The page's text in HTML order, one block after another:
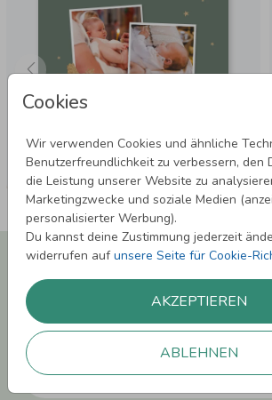
Cookies
Wir verwenden Cookies und ähnliche
Benutzerfreundlichkeit zu verbessern, den
die Leistung unserer Website zu
Marketingzwecke und soziale Medien
personalisierter Werbung).
Du kannst deine Zustimmung jederzeit
widerrufen aufunsere Seite für Cookie-
AKZEPTIEREN
ABLEHNEN
Newsletter abonnieren und 5,00 €
Melde Dich zu unserem Newsletter an
Laufenden.